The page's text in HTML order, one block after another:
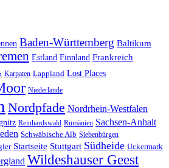
Baden-Württemberg Baltikum
Estland Finnland Frankreich
Karpaten Lappland Lost Places
Niederlande
Nordpfade Nordrhein-Westfalen
Reinhardswald Rumänien Sachsen-Anhalt
Schwäbische Alb Siebenbürgen
Startseite Stuttgart Südheide Uckermark
Wildeshauser Geest